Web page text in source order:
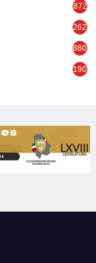
872
2624
8801
1904